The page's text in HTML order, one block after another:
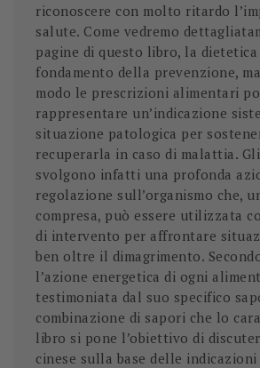
riconoscere con molto ritardo
salute. Come vedremo
pagine di questo libro, la dietetica
fondamento della prevenzione,
modo le prescrizioni alimentari
rappresentare un’indicazione
situazione patologica per
recuperarla in caso di malattia.
svolgono infatti una profonda
regolazione sull’organismo che,
compresa, può essere utilizzata
di intervento per affrontare
ben oltre il dimagrimento.
l’azione energetica di ogni
testimoniata dal suo specifico
combinazione di sapori che lo
libro si pone l’obiettivo di
cinese sulla base delle